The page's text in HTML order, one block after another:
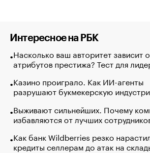
Интересное на РБК
Насколько ваш авторитет зависит
атрибутов престижа? Тест для
Казино проиграло. Как ИИ-агенты
разрушают букмекерскую
Выживают сильнейших. Почему
избавляются от лучших
Как банк Wildberries резко
кредиты селлерам до атак на